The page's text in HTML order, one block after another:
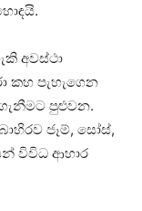
අවස්‌ථා
කහ පැහැගෙන
පුළුවන.
ජෑම්, සෝස්‌,
විවිධ ආහාර